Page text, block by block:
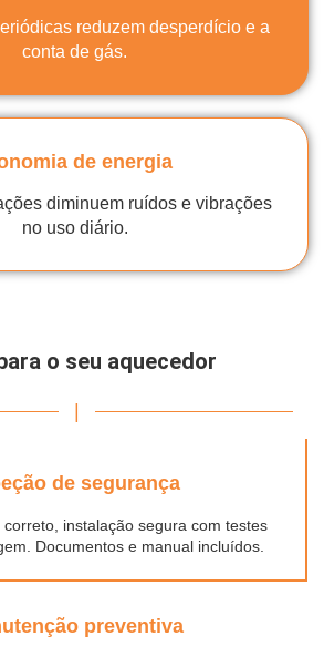
reduzem desperdício e a
conta de gás.
de energia
diminuem ruídos e vibrações
no uso diário.
o seu aquecedor
de segurança
instalação segura com testes
Documentos e manual incluídos.
preventiva